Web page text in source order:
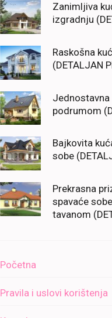
Zanimljiva
izgradnju
Raskošna
(DETALJAN
Jednostavna
podrumom
Bajkovita
sobe
Prekrasna
spavaće
tavanom
Početna
Pravila i uslovi korištenja